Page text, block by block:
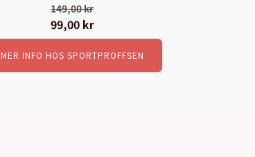
149,00kr
Det
ursprungliga
priset
var:
99,00 krDet
nuvarande
priset
är:
MER INFO HOS SPORTPROFFSEN